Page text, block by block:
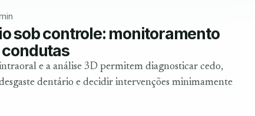
sob controle: monitoramento
e a análise 3D permitem diagnosticar cedo,
dentário e decidir intervenções minimamente